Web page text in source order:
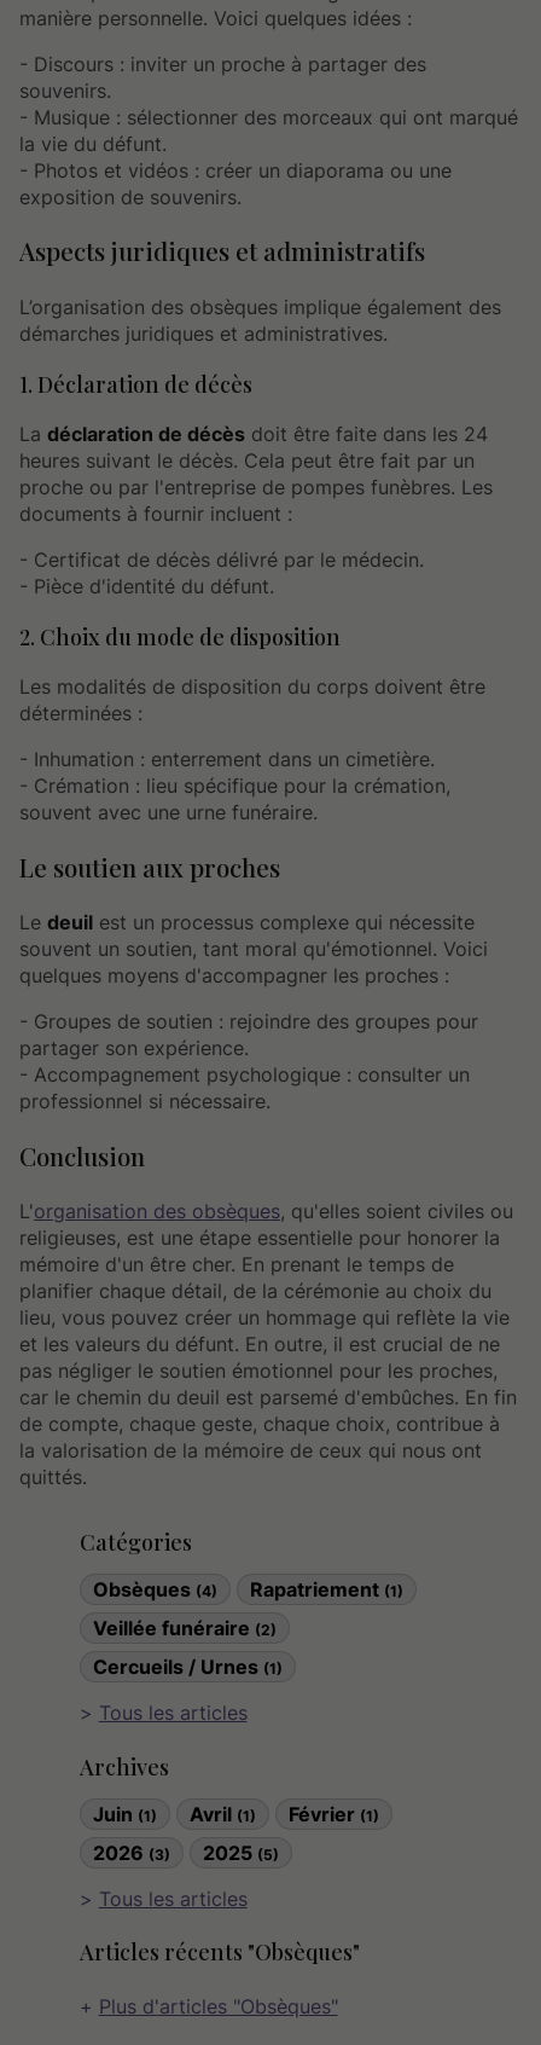
Catégories
Obsèques (4) Rapatriement (1)
Veillée funéraire (2)
Cercueils / Urnes (1)
Tous les articles
Archives
Juin (1) Avril (1) Février (1)
2026 (3) 2025 (5)
Tous les articles
Articles récents "Obsèques"
Plus d'articles "Obsèques"
manière personnelle. Voici quelques idées :
- Discours : inviter un proche à partager des
souvenirs.
- Musique : sélectionner des morceaux qui ont marqué
la vie du défunt.
- Photos et vidéos : créer un diaporama ou une
exposition de souvenirs.
Aspects juridiques et administratifs
L’organisation des obsèques implique également des
démarches juridiques et administratives.
1. Déclaration de décès
La déclaration de décès doit être faite dans les 24
heures suivant le décès. Cela peut être fait par un
proche ou par l'entreprise de pompes funèbres. Les
documents à fournir incluent :
- Certificat de décès délivré par le médecin.
- Pièce d'identité du défunt.
2. Choix du mode de disposition
Les modalités de disposition du corps doivent être
déterminées :
- Inhumation : enterrement dans un cimetière.
- Crémation : lieu spécifique pour la crémation,
souvent avec une urne funéraire.
Le soutien aux proches
Le deuil est un processus complexe qui nécessite
souvent un soutien, tant moral qu'émotionnel. Voici
quelques moyens d'accompagner les proches :
- Groupes de soutien : rejoindre des groupes pour
partager son expérience.
- Accompagnement psychologique : consulter un
professionnel si nécessaire.
Conclusion
L'organisation des obsèques, qu'elles soient civiles ou
religieuses, est une étape essentielle pour honorer la
mémoire d'un être cher. En prenant le temps de
planifier chaque détail, de la cérémonie au choix du
lieu, vous pouvez créer un hommage qui reflète la vie
et les valeurs du défunt. En outre, il est crucial de ne
pas négliger le soutien émotionnel pour les proches,
car le chemin du deuil est parsemé d'embûches. En fin
de compte, chaque geste, chaque choix, contribue à
la valorisation de la mémoire de ceux qui nous ont
quittés.